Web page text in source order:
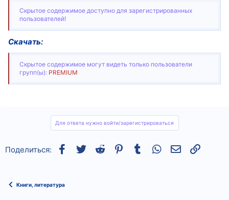
Скрытое содержимое доступно для зарегистрированных
пользователей!
Скачать:
Скрытое содержимое могут видеть только пользователи
групп(ы): PREMIUM
Для ответа нужно войти/зарегистрироваться
Поделиться: Facebook
TwitterReddit Pinterest
Tumblr WhatsAppСсылка
Книги, литература